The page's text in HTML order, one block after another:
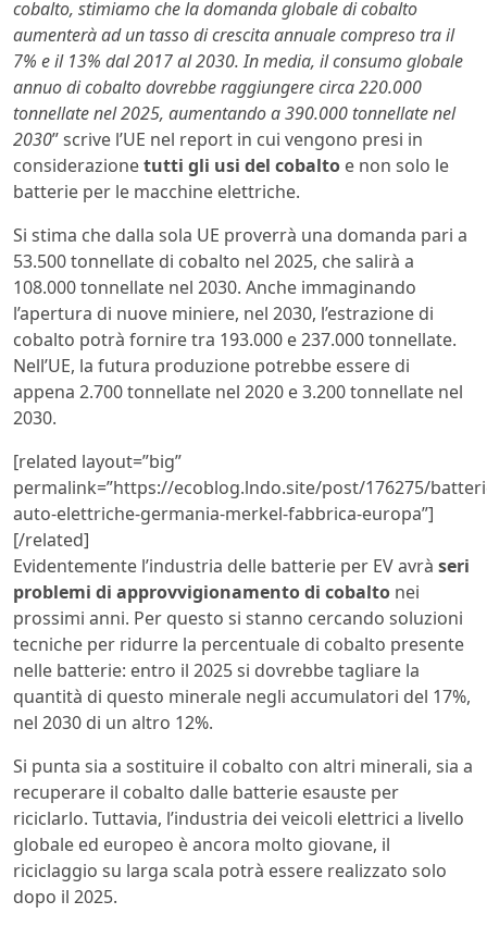
cobalto, stimiamo che la domanda globale di cobalto
aumenterà ad un tasso di crescita annuale compreso tra il
7% e il 13% dal 2017 al 2030. In media, il consumo globale
annuo di cobalto dovrebbe raggiungere circa 220.000
tonnellate nel 2025, aumentando a 390.000 tonnellate nel
2030” scrive l’UE nel report in cui vengono presi in
considerazionetutti gli usi del cobalto e non solo le
batterie per le macchine elettriche.
Si stima che dalla sola UE proverrà una domanda pari a
53.500 tonnellate di cobalto nel 2025, che salirà a
108.000 tonnellate nel 2030. Anche immaginando
l’apertura di nuove miniere, nel 2030, l’estrazione di
cobalto potrà fornire tra 193.000 e 237.000 tonnellate.
Nell’UE, la futura produzione potrebbe essere di
appena 2.700 tonnellate nel 2020 e 3.200 tonnellate nel
2030.
[related layout=”big”
permalink=”https://ecoblog.lndo.site/post/176275/
auto-elettriche-germania-merkel-fabbrica-europa”]
[/related]
Evidentemente l’industria delle batterie per EV avrà seri
problemi di approvvigionamento di cobalto nei
prossimi anni. Per questo si stanno cercando soluzioni
tecniche per ridurre la percentuale di cobalto presente
nelle batterie: entro il 2025 si dovrebbe tagliare la
quantità di questo minerale negli accumulatori del 17%,
nel 2030 di un altro 12%.
Si punta sia a sostituire il cobalto con altri minerali, sia a
recuperare il cobalto dalle batterie esauste per
riciclarlo. Tuttavia, l’industria dei veicoli elettrici a livello
globale ed europeo è ancora molto giovane, il
riciclaggio su larga scala potrà essere realizzato solo
dopo il 2025.